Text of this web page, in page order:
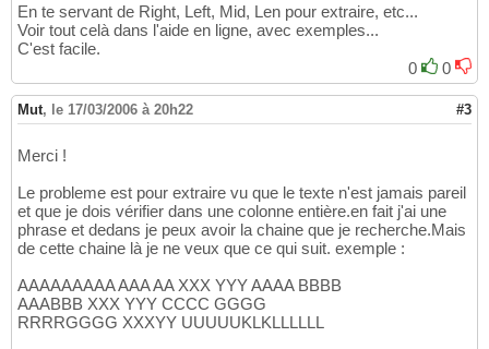
En te servant de Right, Left, Mid, Len pour extraire, etc...
Voir tout celà dans l'aide en ligne, avec exemples...
C'est facile.
0
0
Mut, le 17/03/2006 à 20h22 #3
Merci !
Le probleme est pour extraire vu que le texte n'est jamais pareil
et que je dois vérifier dans une colonne entière.en fait j'ai une
phrase et dedans je peux avoir la chaine que je recherche.Mais
de cette chaine là je ne veux que ce qui suit. exemple :
AAAAAAAAA AAA AA XXX YYY AAAA BBBB
AAABBB XXX YYY CCCC GGGG
RRRRGGGG XXXYY UUUUUKLKLLLLLL